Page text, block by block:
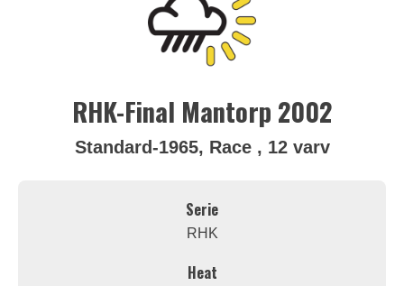
RHK-Final Mantorp 2002
Standard-1965, Race , 12 varv
Serie
RHK
Heat